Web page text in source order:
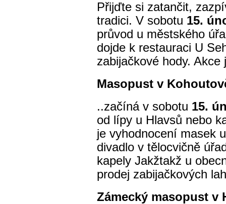
Přijďte si zatančit,
tradici. V sobotu 15.
průvod u městského
dojde k restauraci U
zabijačkové hody.
Masopust v
..začíná v sobotu 15.
od lípy u Hlavsů nebo
je vyhodnocení masek
divadlo v tělocvičně
kapely Jakžtakž u
prodej zabijačkových
Zámecký masopust v